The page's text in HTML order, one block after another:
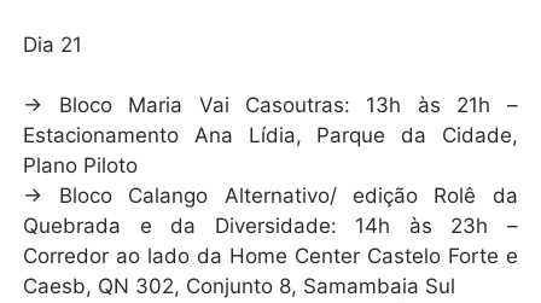
Dia 21
→ Bloco Maria Vai Casoutras: 13h às 21h –
Estacionamento Ana Lídia, Parque da Cidade,
Plano Piloto
→ Bloco Calango Alternativo/ edição Rolê da
Quebrada e da Diversidade: 14h às 23h –
Corredor ao lado da Home Center Castelo Forte e
Caesb, QN 302, Conjunto 8, Samambaia Sul